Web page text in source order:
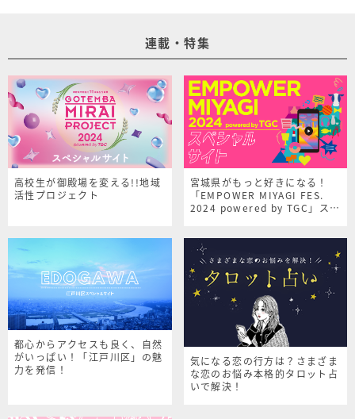
連載・特集
高校生が御殿場を変える!!地域
活性プロジェクト
宮城県がもっと好きになる！
「EMPOWER MIYAGI FES.
2024 powered by TGC」スペ
都心からアクセスも良く、自然
がいっぱい！「江戸川区」の魅
力を発信！
気になる恋の行方は？さまざま
な恋のお悩み本格的タロット占
いで解決！